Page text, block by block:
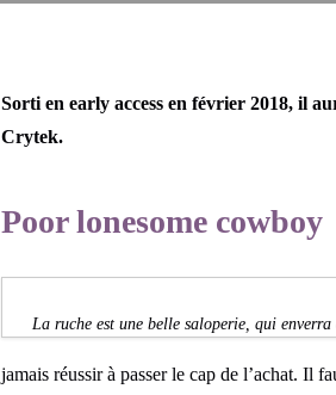
Sorti en early access en février 2018, il
Crytek.
Poor lonesome cowboy
La ruche est une belle saloperie, qui enverra
jamais réussir à passer le cap de l’achat. Il